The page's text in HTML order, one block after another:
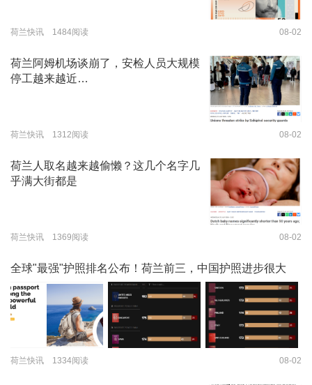
荷兰快讯 1484阅读 08-02
荷兰阿姆机场谈崩了，安检人员大规模
停工越来越近…
荷兰快讯 1312阅读 08-02
荷兰人取名越来越偷懒？这几个名字几
乎满大街都是
荷兰快讯 1369阅读 08-02
全球"最强"护照排名公布！荷兰前三，中国护照进步很大
荷兰快讯 1334阅读 08-02